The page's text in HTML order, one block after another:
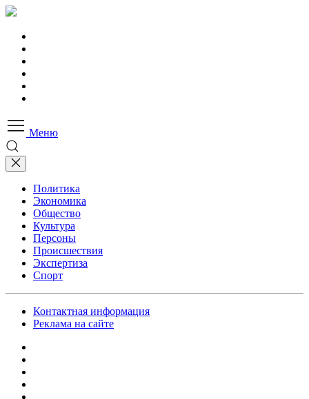
Меню
Политика
Экономика
Общество
Культура
Персоны
Происшествия
Экспертиза
Спорт
Контактная информация
Реклама на сайте